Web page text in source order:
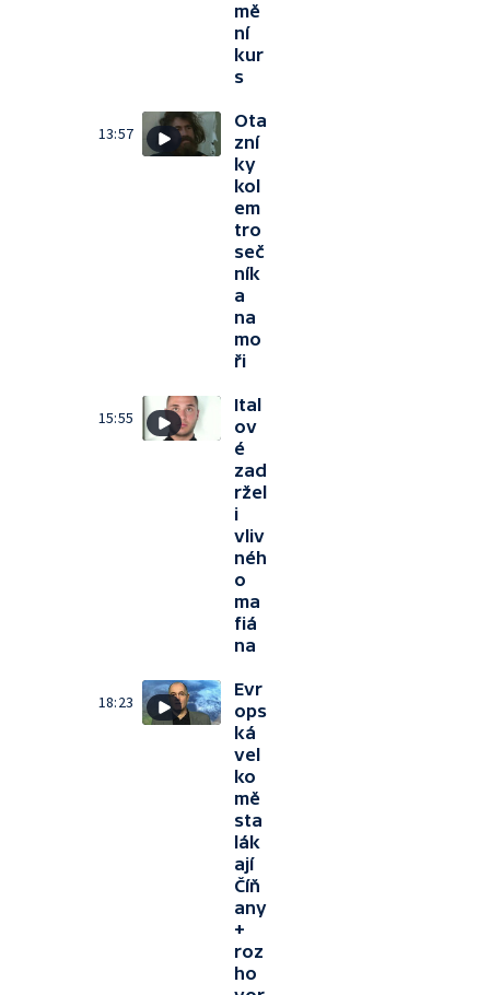
mě
ní
kur
s
13:57
Ota
zní
ky
kol
em
tro
seč
ník
a
na
mo
ři
15:55
Ital
ov
é
zad
ržel
i
vliv
néh
o
ma
fiá
na
18:23
Evr
ops
ká
vel
ko
mě
sta
lák
ají
Číň
any
+
roz
ho